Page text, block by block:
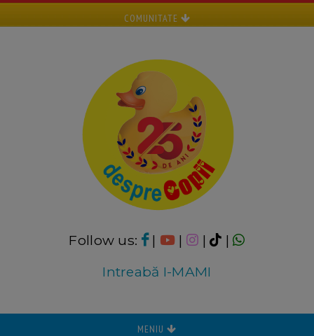
COMUNITATE
Follow us: | | |
|
Intreabă I-MAMI
MENIU